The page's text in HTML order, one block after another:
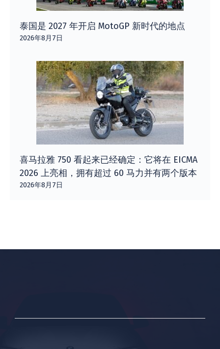
泰国是 2027 年开启 MotoGP 新时代的地点
2026年8月7日
喜马拉雅 750 看起来已经确定：它将在 EICMA
2026 上亮相，拥有超过 60 马力并有两个版本
2026年8月7日